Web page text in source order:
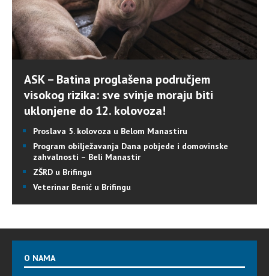
ASK – Batina proglašena područjem
visokog rizika: sve svinje moraju biti
uklonjene do 12. kolovoza!
Proslava 5. kolovoza u Belom Manastiru
Program obilježavanja Dana pobjede i domovinske
zahvalnosti – Beli Manastir
ZŠRD u Brifingu
Veterinar Benić u Brifingu
O NAMA